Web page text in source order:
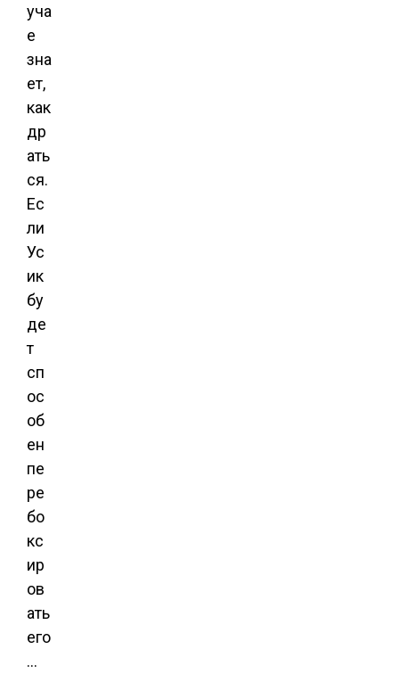
уча
е
зна
ет,
как
др
ать
ся.
Ес
ли
Ус
ик
бу
де
т
сп
ос
об
ен
пе
ре
бо
кс
ир
ов
ать
его
…